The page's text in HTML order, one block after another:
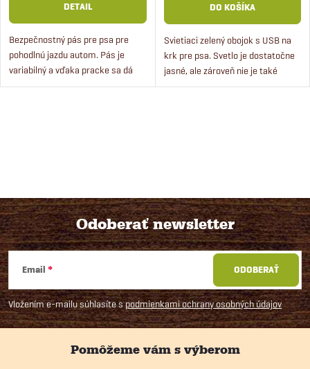
DETAIL
Bezpečnostný pás pre psa pre
pohodlnú jazdu autom. Pás je
variabilný a vďaka pracke sa dá
ľahko posúvať jeho dĺžka.
DO KOŠÍKA
Svietiaci zelený obojok s USB na
krk pre psa. Svetlo je dostatočne
jasné, ale zároveň nie je také
intenzívne, aby mohlo psa
á
d
a
c
i
Z
á
p
Odoberať newsletter
Email
Vložením e-mailu súhlasíte spodmienkami ochrany osobných údajov
ODOBERAŤ